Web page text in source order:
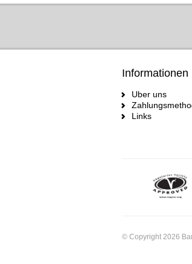
Informationen
Uber uns
Links
© Copyright 2026